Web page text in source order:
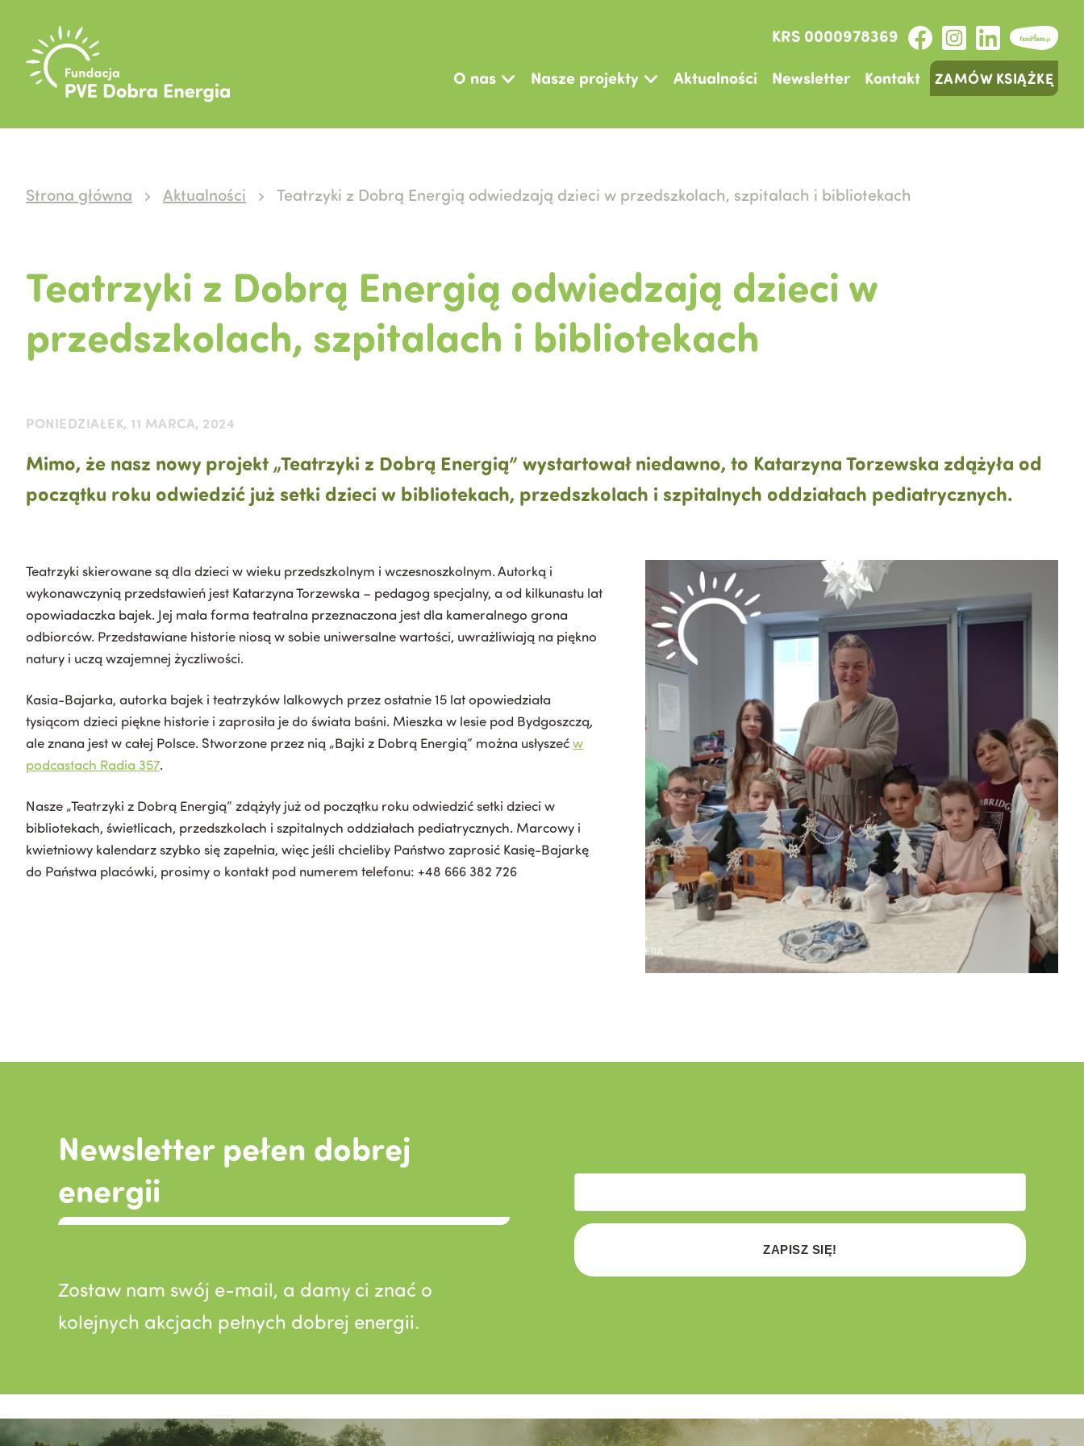
KRS 0000978369
O nas
Nasze projekty Aktualności Newsletter Kontakt ZAMÓW KSIĄŻKĘ
Strona główna Aktualności Teatrzyki z Dobrą Energią odwiedzają dzieci w przedszkolach, szpitalach i bibliotekach
Teatrzyki z Dobrą Energią odwiedzają dzieci w
przedszkolach, szpitalach i bibliotekach
PONIEDZIAŁEK, 11 MARCA, 2024
Mimo, że nasz nowy projekt „Teatrzyki z Dobrą Energią” wystartował niedawno, to Katarzyna Torzewska zdążyła od
początku roku odwiedzić już setki dzieci w bibliotekach, przedszkolach i szpitalnych oddziałach pediatrycznych.
Teatrzyki skierowane są dla dzieci w wieku przedszkolnym i wczesnoszkolnym. Autorką i
wykonawczynią przedstawień jest Katarzyna Torzewska – pedagog specjalny, a od kilkunastu lat
opowiadaczka bajek. Jej mała forma teatralna przeznaczona jest dla kameralnego grona
odbiorców. Przedstawiane historie niosą w sobie uniwersalne wartości, uwrażliwiają na piękno
natury i uczą wzajemnej życzliwości.
Kasia-Bajarka, autorka bajek i teatrzyków lalkowych przez ostatnie 15 lat opowiedziała
tysiącom dzieci piękne historie i zaprosiła je do świata baśni. Mieszka w lesie pod Bydgoszczą,
ale znana jest w całej Polsce. Stworzone przez nią „Bajki z Dobrą Energią” można usłyszećw
podcastach Radia 357.
Nasze „Teatrzyki z Dobrą Energią” zdążyły już od początku roku odwiedzić setki dzieci w
bibliotekach, świetlicach, przedszkolach i szpitalnych oddziałach pediatrycznych. Marcowy i
kwietniowy kalendarz szybko się zapełnia, więc jeśli chcieliby Państwo zaprosić Kasię-Bajarkę
do Państwa placówki, prosimy o kontakt pod numerem telefonu: +48 666 382 726
Newsletter pełen dobrej
energii
Zostaw nam swój e-mail, a damy ci znać o
kolejnych akcjach pełnych dobrej energii.
ZAPISZ SIĘ!